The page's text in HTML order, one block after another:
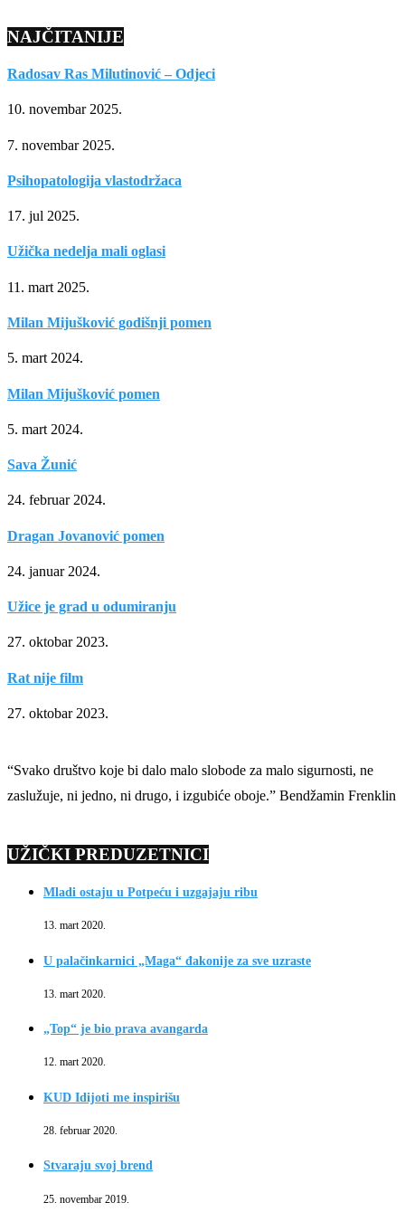
NAJČITANIJE
Radosav Ras Milutinović – Odjeci
10. novembar 2025.
7. novembar 2025.
Psihopatologija vlastodržaca
17. jul 2025.
Užička nedelja mali oglasi
11. mart 2025.
Milan Mijušković godišnji pomen
5. mart 2024.
Milan Mijušković pomen
5. mart 2024.
Sava Žunić
24. februar 2024.
Dragan Jovanović pomen
24. januar 2024.
Užice je grad u odumiranju
27. oktobar 2023.
Rat nije film
27. oktobar 2023.
“Svako društvo koje bi dalo malo slobode za malo sigurnosti, ne
zaslužuje, ni jedno, ni drugo, i izgubiće oboje.” Bendžamin Frenklin
UŽIČKI PREDUZETNICI
Mladi ostaju u Potpeću i uzgajaju ribu
13. mart 2020.
U palačinkarnici „Maga“ đakonije za sve uzraste
13. mart 2020.
„Top“ je bio prava avangarda
12. mart 2020.
KUD Idijoti me inspirišu
28. februar 2020.
Stvaraju svoj brend
25. novembar 2019.